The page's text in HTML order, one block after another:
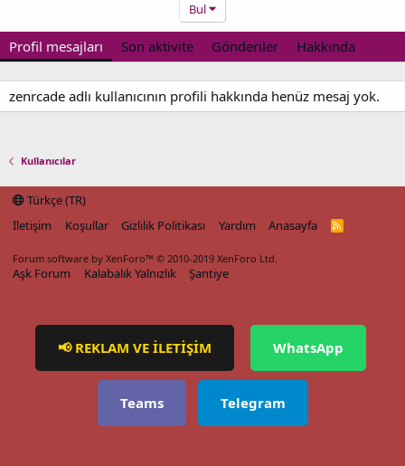
Bul
Profil mesajları Son aktivite Gönderiler Hakkında
zenrcade adlı kullanıcının profili hakkında henüz mesaj yok.
Kullanıcılar
Türkçe (TR)
İletişim
Koşullar Gizlilik Politikası Yardım Anasayfa
R
Forum software by XenForo™ © 2010-2019 XenForo Ltd.
Aşk Forum Kalabalık Yalnızlık Şantiye
📢 REKLAM VE İLETİŞİM WhatsApp
Teams Telegram